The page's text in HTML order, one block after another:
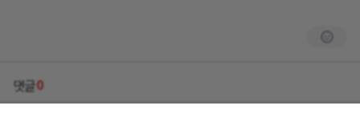
댓글0